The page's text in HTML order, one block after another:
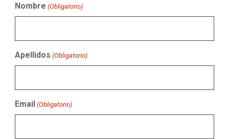
Nombre (Obligatorio)
Apellidos (Obligatorio)
Email (Obligatorio)